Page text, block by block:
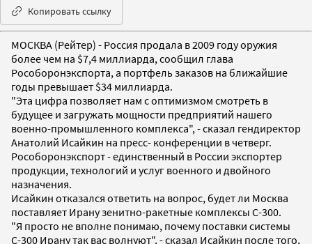
Копировать ссылку
МОСКВА (Рейтер) - Россия продала в 2009 году оружия
более чем на $7,4 миллиарда, сообщил глава
Рособоронэкспорта, а портфель заказов на ближайшие
годы превышает $34 миллиарда.
"Эта цифра позволяет нам с оптимизмом смотреть в
будущее и загружать мощности предприятий нашего
военно-промышленного комплекса", - сказал гендиректор
Анатолий Исайкин на пресс- конференции в четверг.
Рособоронэкспорт - единственный в России экспортер
продукции, технологий и услуг военного и двойного
назначения.
Исайкин отказался ответить на вопрос, будет ли Москва
поставляет Ирану зенитно-ракетные комплексы С-300.
"Я просто не вполне понимаю, почему поставки системы
С-300 Ирану так вас волнуют", - сказал Исайкин после того,